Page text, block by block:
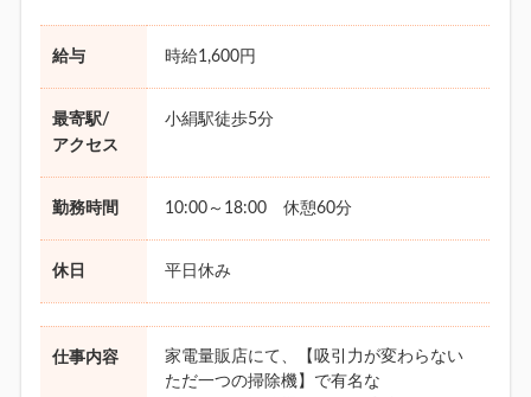
給与 時給1,600円
最寄駅/
アクセス
小絹駅徒歩5分
勤務時間 10:00～18:00 休憩60分
休日 平日休み
仕事内容
家電量販店にて、【吸引力が変わらない
ただ一つの掃除機】で有名な